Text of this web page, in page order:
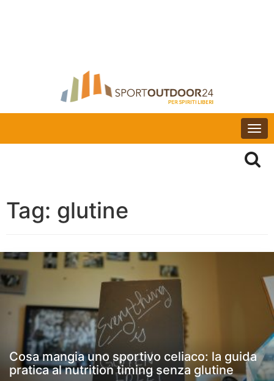
Tag: glutine
Cosa mangia uno sportivo celiaco: la guida
pratica al nutrition timing senza glutine